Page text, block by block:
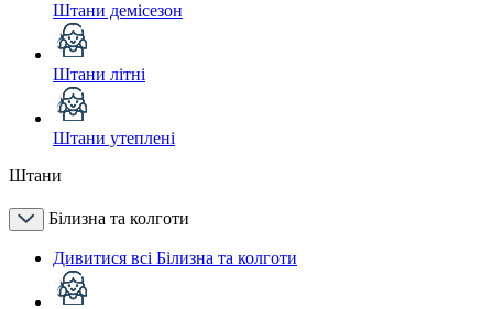
Штани демісезон
Штани літні
Штани утеплені
Штани
Білизна та колготи
Дивитися всі Білизна та колготи